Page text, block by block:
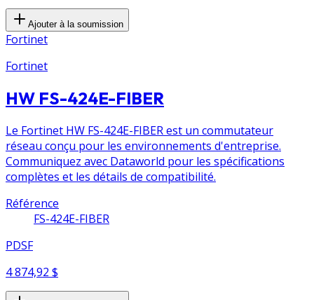
Ajouter à la soumission
Fortinet
Fortinet
HW FS-424E-FIBER
Le Fortinet HW FS-424E-FIBER est un commutateur
réseau conçu pour les environnements d'entreprise.
Communiquez avec Dataworld pour les spécifications
complètes et les détails de compatibilité.
Référence
FS-424E-FIBER
PDSF
4 874,92 $